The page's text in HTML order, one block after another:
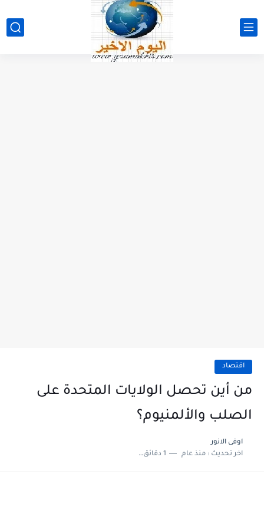
اقتصاد
من أين تحصل الولايات المتحدة على
الصلب والألمنيوم؟
اوفى الانور
اخر تحديث :منذ عام 1 دقائق للقراءة